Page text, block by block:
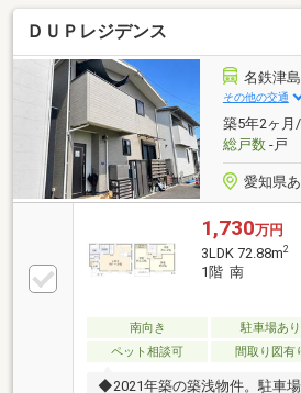
♪■2026年4月フルリノベーシ
です♪◇◇買替の方、自己資金
短い方、自営業の方住宅ロー
気軽にご相談ください◇◇「お
地域密着型不動産 ハウスドゥ
い！☆住宅ローン無料相談会
ＤＵＰレジデンス
名鉄津
その他の交通
築5年2ヶ月
総戸数-戸
愛知県
1,730万円
3LDK 72.88m2
1階 南
南向き 駐車場あり
ペット相談可
間取り図有
◆2021年築の築浅物件。駐車